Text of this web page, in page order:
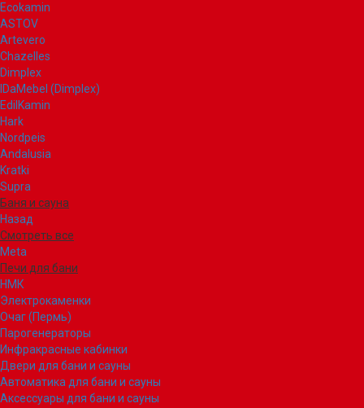
Ecokamin
ASTOV
Artevero
Chazelles
Dimplex
IDaMebel (Dimplex)
EdilKamin
Hark
Nordpeis
Andalusia
Kratki
Supra
Баня и сауна
Назад
Смотреть все
Meta
Печи для бани
НМК
Электрокаменки
Очаг (Пермь)
Парогенераторы
Инфракрасные кабинки
Двери для бани и сауны
Автоматика для бани и сауны
Аксессуары для бани и сауны